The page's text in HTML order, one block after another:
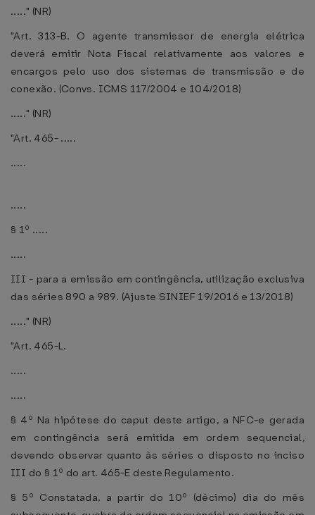
....." (NR)
"Art. 313-B. O agente transmissor de energia elétrica
deverá emitir Nota Fiscal relativamente aos valores e
encargos pelo uso dos sistemas de transmissão e de
conexão. (Convs. ICMS 117/2004 e 104/2018)
....." (NR)
"Art. 465- .....
.....
.....
§ 1º .....
.....
III - para a emissão em contingência, utilização exclusiva
das séries 890 a 989. (Ajuste SINIEF 19/2016 e 13/2018)
....." (NR)
"Art. 465-L.
.....
.....
§ 4º Na hipótese do caput deste artigo, a NFC-e gerada
em contingência será emitida em ordem sequencial,
devendo observar quanto às séries o disposto no inciso
III do § 1º do art. 465-E deste Regulamento.
§ 5º Constatada, a partir do 10º (décimo) dia do mês